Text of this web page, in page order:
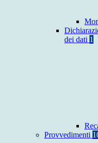
dei dati 1
Provvedimenti